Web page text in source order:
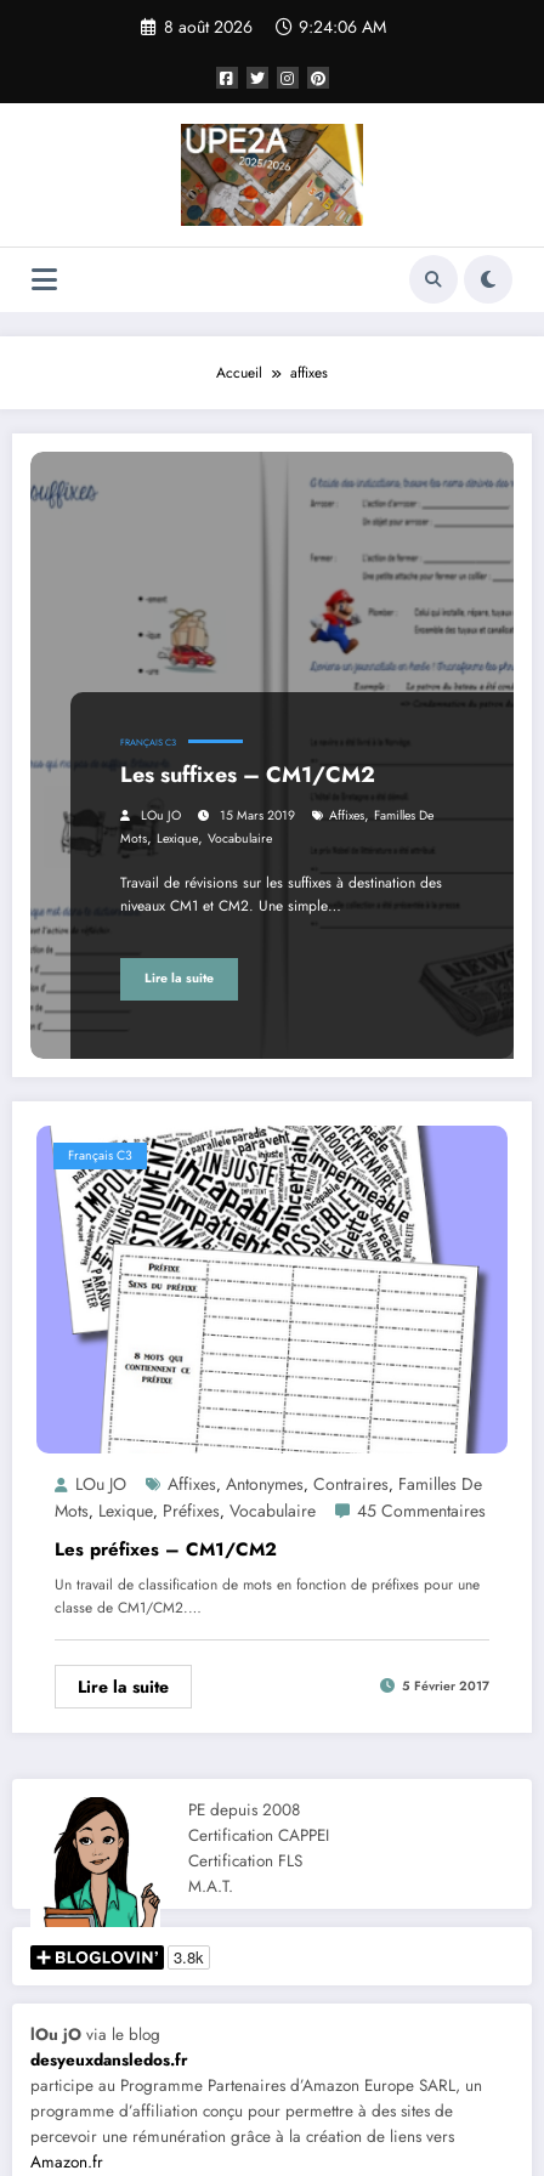
8 août 2026 9:24:06 AM
Accueil affixes
FRANÇAIS C3
Les suffixes – CM1/CM2
LOu JO 15 Mars 2019 Affixes, Familles De
Mots, Lexique, Vocabulaire
Travail de révisions sur les suffixes à destination des
niveaux CM1 et CM2. Une simple…
Lire la suite
Français C3
LOu JO Affixes, Antonymes, Contraires, Familles De
Mots, Lexique, Préfixes, Vocabulaire 45 Commentaires
Les préfixes – CM1/CM2
Un travail de classification de mots en fonction de préfixes pour une
classe de CM1/CM2.…
Lire la suite 5 Février 2017
PE depuis 2008
Certification CAPPEI
Certification FLS
M.A.T.
lOu jO via le blog
desyeuxdansledos.fr
participe au Programme Partenaires d’Amazon Europe SARL, un
programme d’affiliation conçu pour permettre à des sites de
percevoir une rémunération grâce à la création de liens vers
Amazon.fr